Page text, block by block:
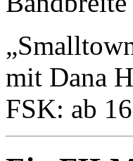
mit Dana
FSK: ab 16